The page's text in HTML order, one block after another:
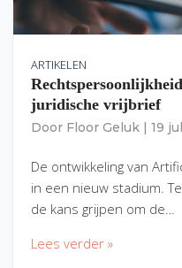
ARTIKELEN
juridische vrijbrief
Door Floor Geluk 19
De ontwikkeling van
in een nieuw stadium.
de kans grijpen om de…
Lees verder »